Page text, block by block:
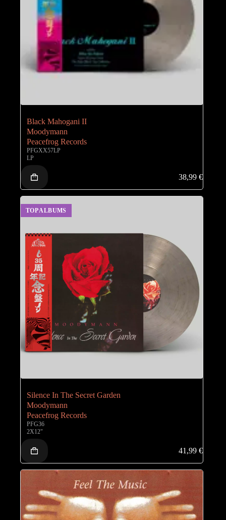
Black Mahogani II
Moodymann
Peacefrog Records
PFGXX57LP
LP
38,99€
TOP ALBUMS
Silence In The Secret Garden
Moodymann
Peacefrog Records
PFG36
2X12"
41,99€